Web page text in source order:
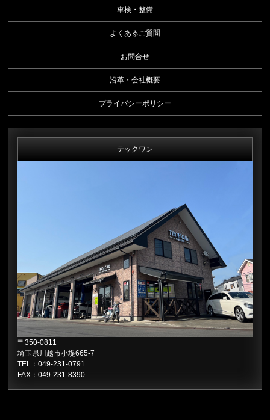
車検・整備
よくあるご質問
お問合せ
沿革・会社概要
プライバシーポリシー
テックワン
〒350-0811
埼玉県川越市小堤665-7
TEL：049-231-0791
FAX：049-231-8390